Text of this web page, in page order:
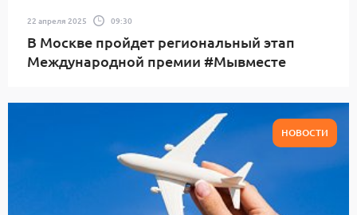
22 апреля 2025 09:30
В Москве пройдет региональный этап
Международной премии #Мывместе
НОВОСТИ